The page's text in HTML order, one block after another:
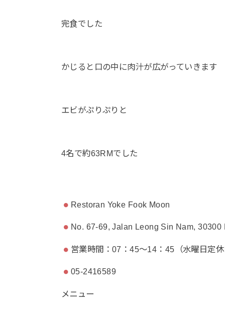
完食でした
かじると口の中に肉汁が広がっていきます
エビがぷりぷりと
4名で約63RMでした
Restoran Yoke Fook Moon
No. 67-69, Jalan Leong Sin Nam, 30300
営業時間：07：45～14：45（水曜日定休
05-2416589
メニュー